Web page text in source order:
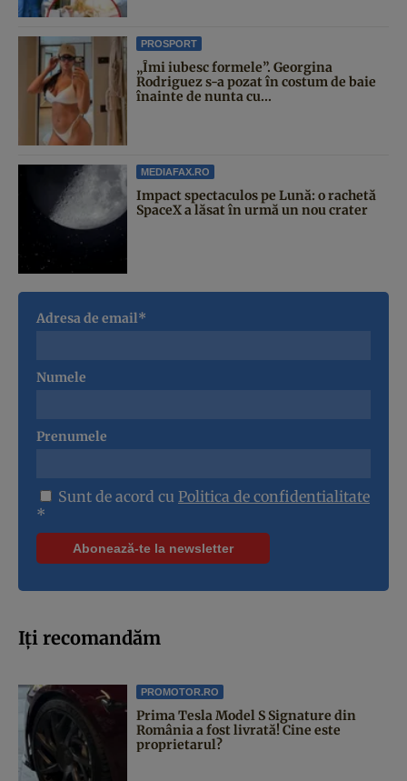
PROSPORT
„Îmi iubesc formele”. Georgina
Rodriguez s-a pozat în costum de baie
înainte de nunta cu...
MEDIAFAX.RO
Impact spectaculos pe Lună: o rachetă
SpaceX a lăsat în urmă un nou crater
Adresa de email*
Numele
Prenumele
Sunt de acord cu Politica de confidentialitate
*
Iți recomandăm
PROMOTOR.RO
Prima Tesla Model S Signature din
România a fost livrată! Cine este
proprietarul?